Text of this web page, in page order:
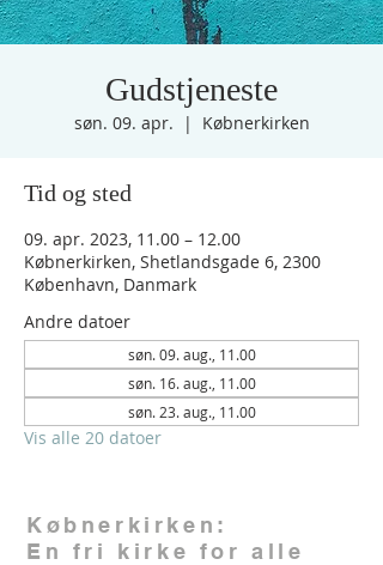
Gudstjeneste
søn. 09. apr.
  |
Købnerkirken
Tid og sted
09. apr. 2023, 11.00 – 12.00
Købnerkirken, Shetlandsgade 6, 2300
København, Danmark
Andre datoer
søn. 09. aug., 11.00
søn. 16. aug., 11.00
søn. 23. aug., 11.00
Vis alle 20 datoer
Købnerkirken:
En fri kirke for alle